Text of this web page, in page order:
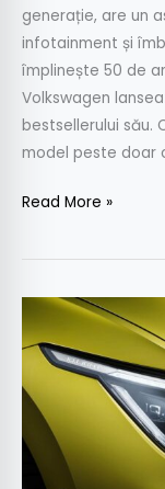
generație, are un
infotainment și
împlinește 50 de
Volkswagen
bestsellerului său.
model peste doar
Read More »
Noul
Volkswagen
Golf
–
Imagini
și
informații